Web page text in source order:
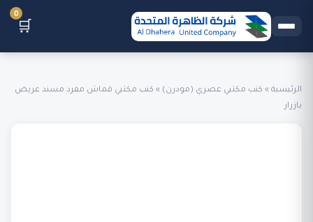
🛒
0
الرئيسية » كنب مكتبي عصري (مودرن) » كنب مكتبي قماش مفرد مسند عريض
بازرار